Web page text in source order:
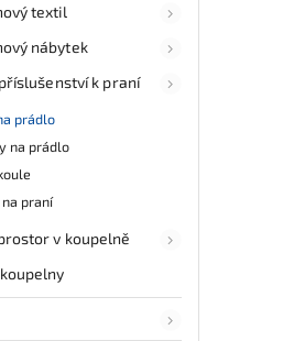
textil
nábytek
k praní
prádlo
na prádlo
praní
v koupelně